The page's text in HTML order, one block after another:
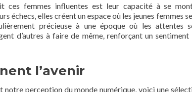
ces femmes influentes est leur capacité à se
échecs, elles créent un espace où les jeunes femmes
précieuse à une époque où les attentes
d’autres à faire de même, renforçant un sentiment
l’avenir
perception du monde numérique, voici une